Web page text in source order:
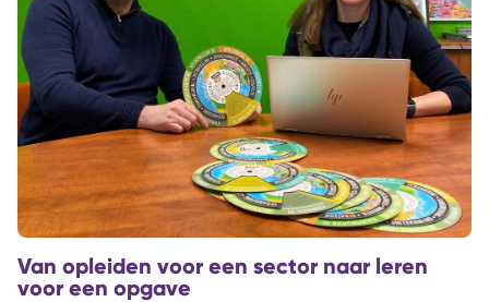
Van opleiden voor een sector naar leren
voor een opgave